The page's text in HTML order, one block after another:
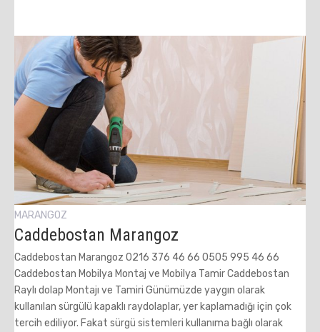
MARANGOZ
Caddebostan Marangoz
Caddebostan Marangoz 0216 376 46 66 0505 995 46 66
Caddebostan Mobilya Montaj ve Mobilya Tamir Caddebostan
Raylı dolap Montajı ve Tamiri Günümüzde yaygın olarak
kullanılan sürgülü kapaklı raydolaplar, yer kaplamadığı için çok
tercih ediliyor. Fakat sürgü sistemleri kullanıma bağlı olarak